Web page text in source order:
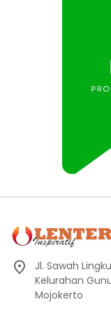
Jl. Sawah
Kelurahan
Mojokerto